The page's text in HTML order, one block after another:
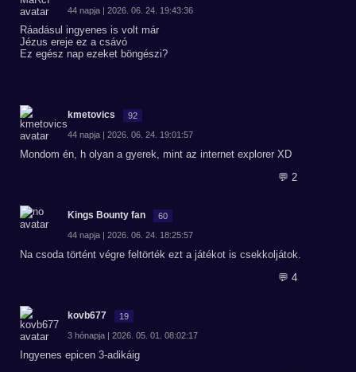
44 napja | 2026. 06. 24. 19:43:36
Ráadásul ingyenes is volt már
Jézus ereje ez a csávó
Ez egész nap ezeket böngészi?
kmetovics 92
44 napja | 2026. 06. 24. 19:01:57
Mondom én, h olyan a gyerek, mint az internet explorer XD
💬 2
Kings Bounty fan 60
44 napja | 2026. 06. 24. 18:25:57
Na csoda történt végre feltörték ezt a játékot is csekkoljátok.
💬 4
kovb677 19
3 hónapja | 2026. 05. 01. 08:02:17
Ingyenes epicen 3-adikáig